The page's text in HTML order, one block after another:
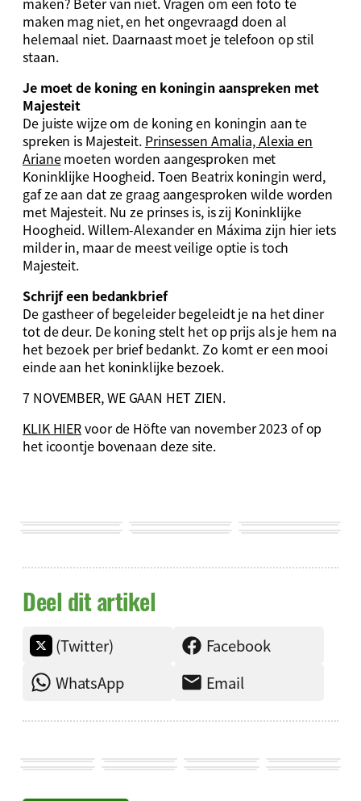
maken mag niet, en het ongevraagd doen al
helemaal niet. Daarnaast moet je telefoon op stil
staan.
Je moet de koning en koningin aanspreken met
Majesteit
De juiste wijze om de koning en koningin aan te
spreken is Majesteit. Prinsessen Amalia, Alexia en
Arianemoeten worden aangesproken met
Koninklijke Hoogheid. Toen Beatrix koningin werd,
gaf ze aan dat ze graag aangesproken wilde worden
met Majesteit. Nu ze prinses is, is zij Koninklijke
Hoogheid. Willem-Alexander en Máxima zijn hier iets
milder in, maar de meest veilige optie is toch
Majesteit.
Schrijf een bedankbrief
De gastheer of begeleider begeleidt je na het diner
tot de deur. De koning stelt het op prijs als je hem na
het bezoek per brief bedankt. Zo komt er een mooi
einde aan het koninklijke bezoek.
7 NOVEMBER, WE GAAN HET ZIEN.
KLIK HIERvoor de Höfte van november 2023 of op
het icoontje bovenaan deze site.
Deel dit artikel
(Twitter)
Facebook
WhatsApp
Email